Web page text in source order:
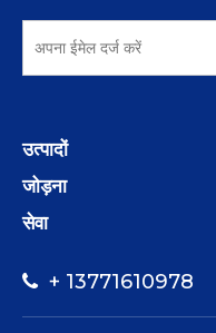
उत्पादों
जोड़ना
सेवा
 + 13771610978